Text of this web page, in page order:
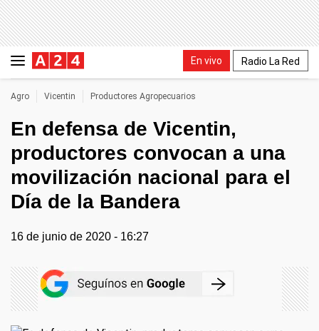
En vivo Radio La Red
Agro Vicentin Productores Agropecuarios
En defensa de Vicentin,
productores convocan a una
movilización nacional para el
Día de la Bandera
16 de junio de 2020 - 16:27